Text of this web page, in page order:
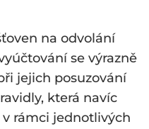
na odvolání
se výrazně
jejich posuzování
která navíc
rámci jednotlivých